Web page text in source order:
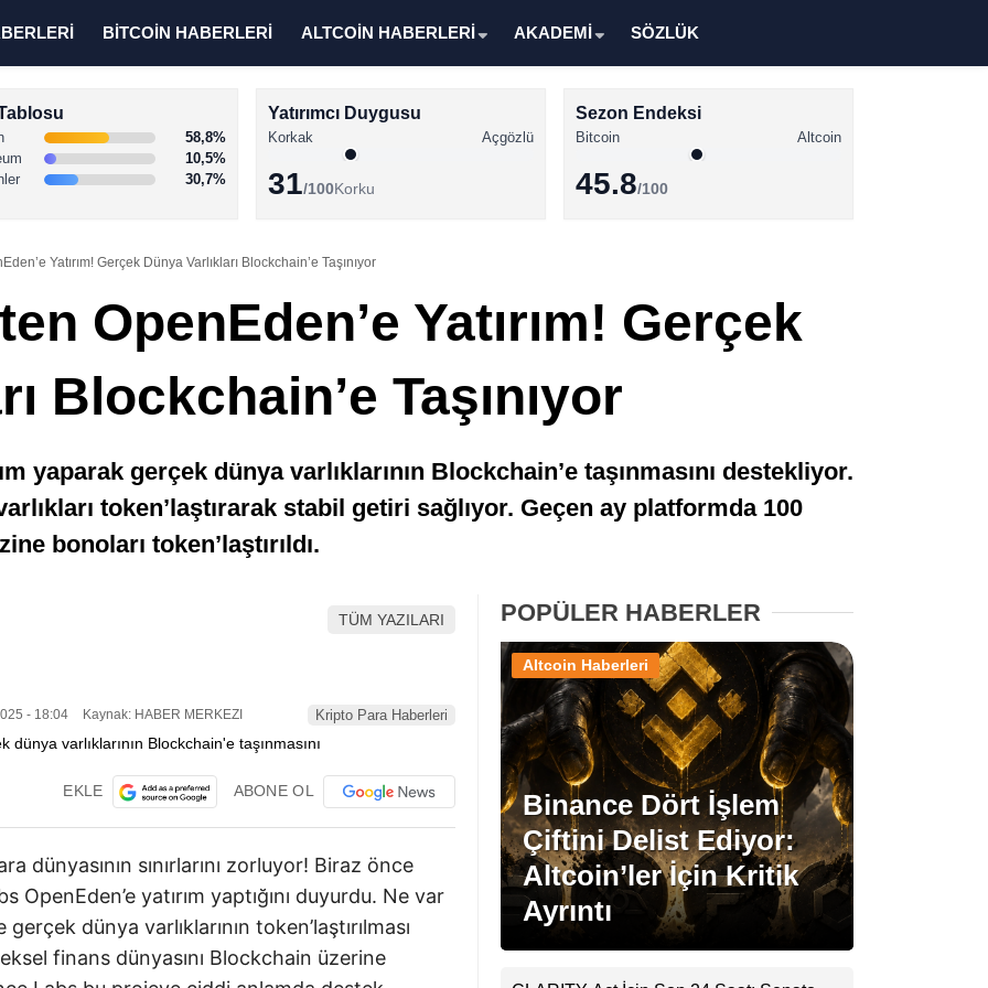
Altcoin Haberleri
Memecoin Haberleri
Facebook
Instagram
Youtube
TikTok
Pinterest
BİTCOİN HABERLERİ ALTCOİN HABERLERİ AKADEMİ SÖZLÜK
58,8%
10,5%
30,7%
Yatırımcı Duygusu
Korkak Açgözlü
31/100Korku
Sezon Endeksi
Bitcoin Altcoin
45.8/100
Yatırım! Gerçek Dünya Varlıkları Blockchain’e Taşınıyor
OpenEden’e Yatırım! Gerçek
Blockchain’e Taşınıyor
yaparak gerçek dünya varlıklarının Blockchain’e taşınmasını destekliyor.
token’laştırarak stabil getiri sağlıyor. Geçen ay platformda 100
bonoları token’laştırıldı.
TÜM YAZILARI
- 18:04 Kaynak: HABER MERKEZI Kripto Para Haberleri
EKLE ABONE OL
dünyasının sınırlarını zorluyor! Biraz önce
OpenEden’e yatırım yaptığını duyurdu. Ne var
dünya varlıklarının token’laştırılması
finans dünyasını Blockchain üzerine
POPÜLER HABERLER
Binance Dört İşlem
Çiftini Delist Ediyor:
Altcoin’ler İçin Kritik
Ayrıntı
Altcoin Haberleri